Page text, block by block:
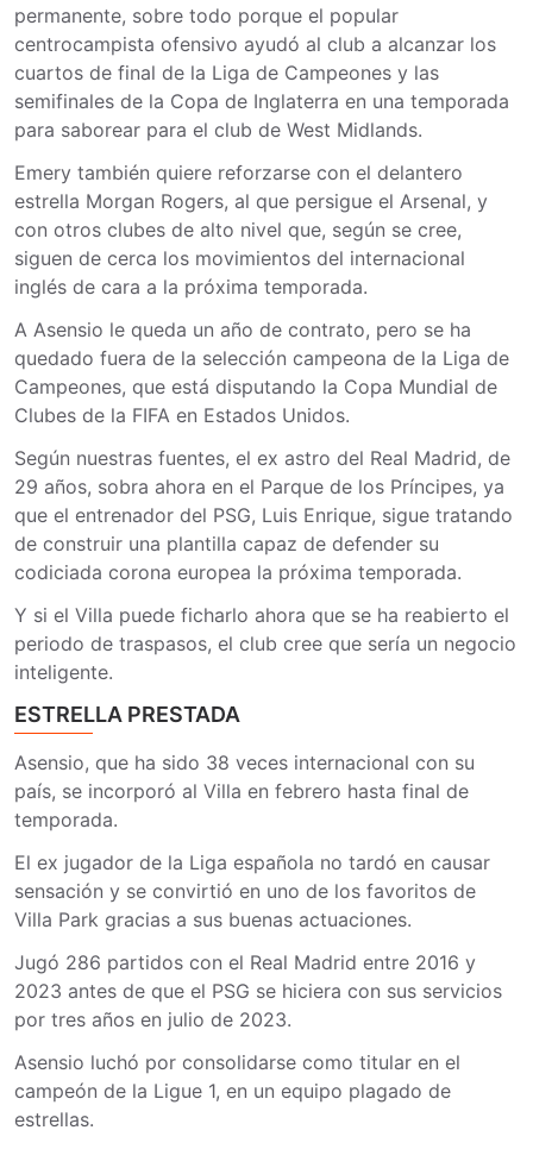
permanente, sobre todo porque el popular
centrocampista ofensivo ayudó al club a alcanzar los
cuartos de final de la Liga de Campeones y las
semifinales de la Copa de Inglaterra en una temporada
para saborear para el club de West Midlands.
Emery también quiere reforzarse con el delantero
estrella Morgan Rogers, al que persigue el Arsenal, y
con otros clubes de alto nivel que, según se cree,
siguen de cerca los movimientos del internacional
inglés de cara a la próxima temporada.
A Asensio le queda un año de contrato, pero se ha
quedado fuera de la selección campeona de la Liga de
Campeones, que está disputando la Copa Mundial de
Clubes de la FIFA en Estados Unidos.
Según nuestras fuentes, el ex astro del Real Madrid, de
29 años, sobra ahora en el Parque de los Príncipes, ya
que el entrenador del PSG, Luis Enrique, sigue tratando
de construir una plantilla capaz de defender su
codiciada corona europea la próxima temporada.
Y si el Villa puede ficharlo ahora que se ha reabierto el
periodo de traspasos, el club cree que sería un negocio
inteligente.
ESTRELLA PRESTADA
Asensio, que ha sido 38 veces internacional con su
país, se incorporó al Villa en febrero hasta final de
temporada.
El ex jugador de la Liga española no tardó en causar
sensación y se convirtió en uno de los favoritos de
Villa Park gracias a sus buenas actuaciones.
Jugó 286 partidos con el Real Madrid entre 2016 y
2023 antes de que el PSG se hiciera con sus servicios
por tres años en julio de 2023.
Asensio luchó por consolidarse como titular en el
campeón de la Ligue 1, en un equipo plagado de
estrellas.